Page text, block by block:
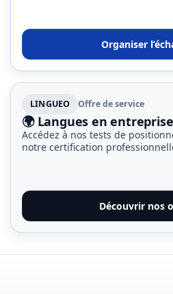
Organiser
LINGUEO Offre de service
🌍 Langues en entreprise
Accédez à nos tests de
notre certification
Découvrir nos